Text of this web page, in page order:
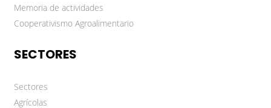
Memoria de actividades
Cooperativismo Agroalimentario
SECTORES
Sectores
Agrícolas